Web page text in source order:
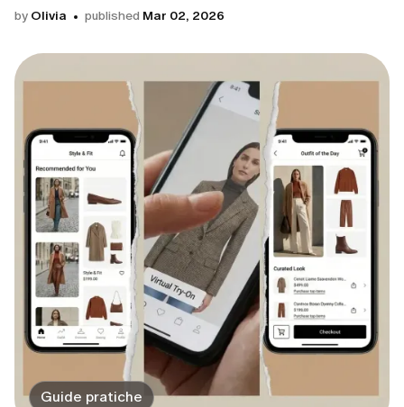
by Olivia published Mar 02, 2026
Guide pratiche